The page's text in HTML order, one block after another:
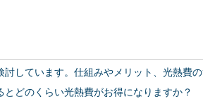
討しています。仕組みやメリット、光熱費
とどのくらい光熱費がお得になりますか？